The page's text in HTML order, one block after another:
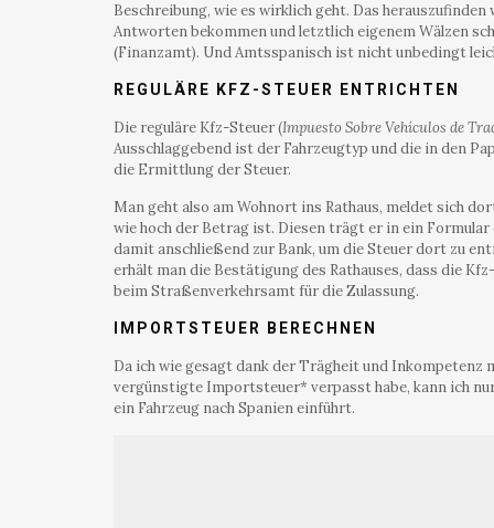
Beschreibung, wie es wirklich geht. Das
Antworten bekommen und letztlich eigenem Wälzen
(Finanzamt). Und Amtsspanisch ist nicht unbedingt
REGULÄRE KFZ-STEUER ENTRICHTEN
Die reguläre Kfz-Steuer (Impuesto Sobre Vehículos de
Ausschlaggebend ist der Fahrzeugtyp und die in den
die Ermittlung der Steuer.
Man geht also am Wohnort ins Rathaus, meldet sich
wie hoch der Betrag ist. Diesen trägt er in ein
damit anschließend zur Bank, um die Steuer dort zu
erhält man die Bestätigung des Rathauses, dass die
beim Straßenverkehrsamt für die Zulassung.
IMPORTSTEUER BERECHNEN
Da ich wie gesagt dank der Trägheit und
vergünstigte Importsteuer* verpasst habe, kann ich
ein Fahrzeug nach Spanien einführt.